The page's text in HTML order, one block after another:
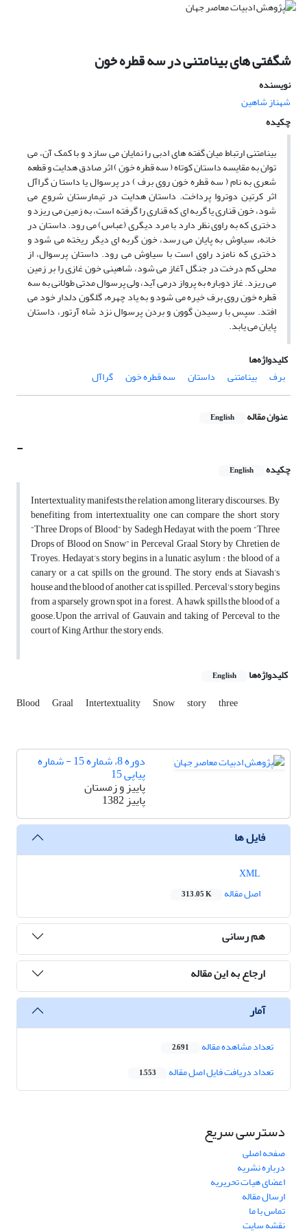
شگفتی های بینامتنی در سه قطره خون
نویسنده
شهناز شاهین
چکیده
بینامتنی ارتباط میان گفته های ادبی را نمایان می سازد و با کمک آن، می
توان به مقایسه داستان کوتاه ( سه قطره خون ) اثر صادق هدایت و قطعه
شعری به نام ( سه قطره خون روی برف ) در پرسوال یا داستا ن گراآل
اثر کرتین دوتروا پرداخت. داستان هدایت در تیمارستان شروع می
شود، خون قناری یا گربه ای که قناری را گرفته است، به زمین می ریزد و
دختری که به راوی نظر دارد با مرد دیگری (عباس) می رود. داستان در
خانهء سیاوش به پایان می رسد، خون گربه ای دیگر ریخته می شود و
دختری که نامزد راوی است با سیاوش می رود. داستان پرسوال، از
محلی کم درخت در جنگل آغاز می شود، شاهینی خون غازی را بر زمین
می ریزد. غاز دوباره به پرواز درمی آید، ولی پرسوال مدتی طولانی به سه
قطره خون روی برف خیره می شود و به یاد چهرهء گلگون دلدار خود می
افتد. سپس با رسیدن گوون و بردن پرسوال نزد شاه آرتور، داستان
پایان می یابد.
کلیدواژه‌ها
برف
بینامتنی داستان سه قطره خون گراآل
عنوان مقاله English
-
چکیده English
Intertextuality manifests the relation among literary discourses. By
benefiting from intertextuality one can compare the short story
“Three Drops of Blood” by Sadegh Hedayat with the poem “Three
Drops of Blood on Snow” in Perceval ,Graal Story by Chretien de
Troyes. Hedayat’s story begins in a lunatic asylum : the blood of a
canary or a cat, spills on the ground. The story ends at Siavash’s
house and the blood of another cat is spilled. Perceval’s story begins
from a sparsely grown spot in a forest. A hawk spills the blood of a
goose.Upon the arrival of Gauvain and taking of Perceval to the
court of King Arthur, the story ends.
کلیدواژه‌ها English
Blood Graal Intertextuality Snow story three
دوره 8، شماره 15 - شماره
پیاپی 15
پاییز و زمستان
پاییز 1382
فایل ها
اصل مقاله
313.05 K
هم رسانی
ارجاع به این مقاله
آمار
تعداد مشاهده مقاله 2,691
تعداد دریافت فایل اصل مقاله 1,553
دسترسی سریع
صفحه اصلی
درباره نشریه
اعضای هیات تحریریه
ارسال مقاله
تماس با ما
نقشه سایت